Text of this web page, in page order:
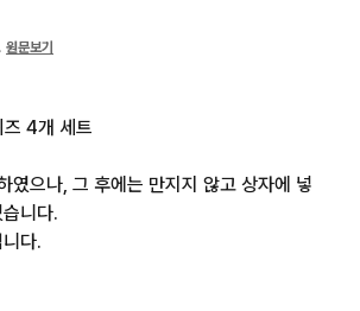
원문보기
4개 세트
였으나, 그 후에는 만지지 않고 상자에 넣
니다.
다.